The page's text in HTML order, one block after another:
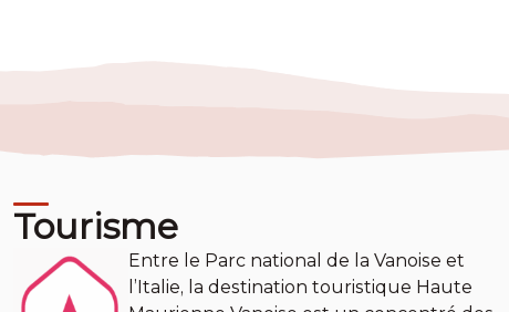
Tourisme
Entre le Parc national de la Vanoise et
l’Italie, la destination touristique Haute